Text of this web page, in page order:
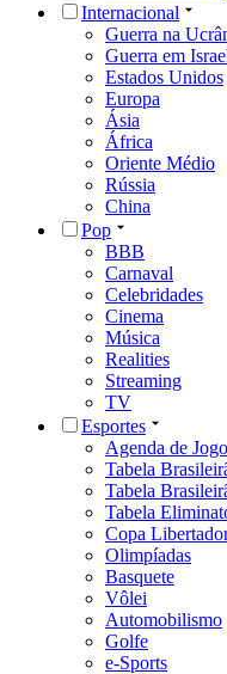
Internacional
Guerra na
Guerra em
Estados Unidos
Europa
Ásia
África
Oriente Médio
Rússia
China
Pop
BBB
Carnaval
Celebridades
Cinema
Música
Realities
Streaming
TV
Esportes
Agenda de
Tabela
Tabela
Tabela
Copa
Olimpíadas
Basquete
Vôlei
Automobilismo
Golfe
e-Sports